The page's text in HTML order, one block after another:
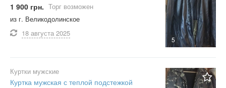
5
1 900 грн. Торг возможен
из г. Великодолинское
18 августа 2025
Куртки мужские
Куртка мужская с теплой подстежкой